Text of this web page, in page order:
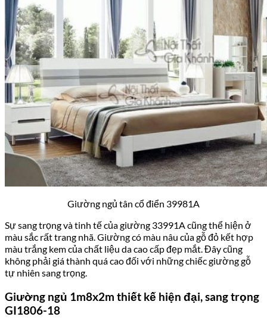
Giường ngủ tân cổ điển 39981A
Sự sang trọng và tinh tế của giường 33991A cũng thể hiện ở
màu sắc rất trang nhã. Giường có màu nâu của gỗ đỏ kết hợp
màu trắng kem của chất liệu da cao cấp đẹp mắt. Đây cũng
không phải giá thành quá cao đối với những chiếc giường gỗ
tự nhiên sang trọng.
Giường ngủ 1m8x2m thiết kế hiện đại, sang trọng
GI1806-18